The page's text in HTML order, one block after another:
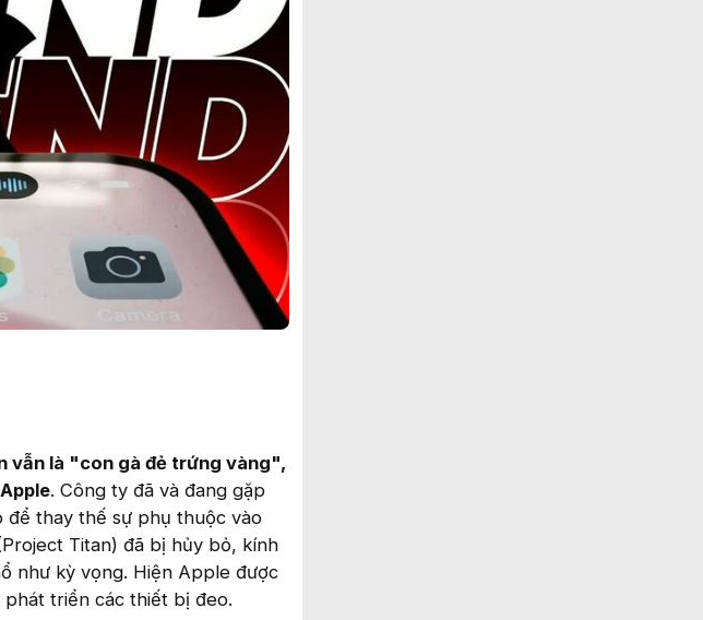
vẫn là "con gà đẻ trứng vàng",
. Công ty đã và đang gặp
thay thế sự phụ thuộc vào
Titan) đã bị hủy bỏ, kính
như kỳ vọng. Hiện Apple được
triển các thiết bị đeo.